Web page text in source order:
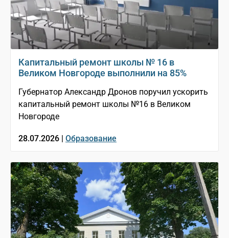
Капитальный ремонт школы № 16 в
Великом Новгороде выполнили на 85%
Губернатор Александр Дронов поручил ускорить
капитальный ремонт школы №16 в Великом
Новгороде
28.07.2026 | Образование